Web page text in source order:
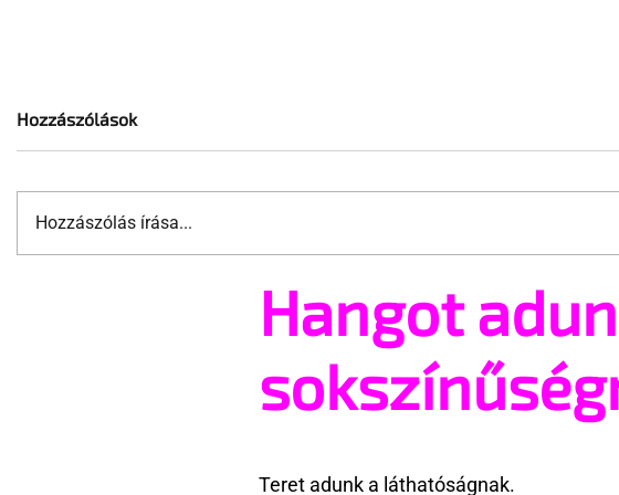
Terrortámadás árnyékában
tartják az idei WorldPride-ot
A London Trans+ Pride
szervezője nem volt
ünnepségnek nevezni az
eseményt- a BBC ezért
törölte vele az interjút
Hozzászólások
Hozzászólás írása...
Hangot
Teret adunk a láthatóságnak.